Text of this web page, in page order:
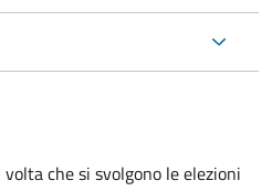
che si svolgono le elezioni